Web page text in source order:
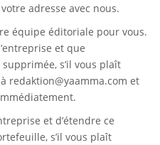
adresse avec nous.
équipe éditoriale pour vous.
et que
s’il vous plaît
redaktion@yaamma.com et
et d’étendre ce
s’il vous plaît